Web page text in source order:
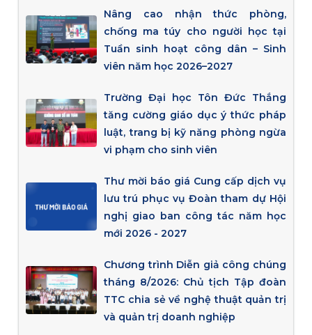
Nâng cao nhận thức phòng,
chống ma túy cho người học tại
Tuần sinh hoạt công dân – Sinh
viên năm học 2026–2027
Trường Đại học Tôn Đức Thắng
tăng cường giáo dục ý thức pháp
luật, trang bị kỹ năng phòng ngừa
vi phạm cho sinh viên
Thư mời báo giá Cung cấp dịch vụ
lưu trú phục vụ Đoàn tham dự Hội
nghị giao ban công tác năm học
mới 2026 - 2027
Chương trình Diễn giả công chúng
tháng 8/2026: Chủ tịch Tập đoàn
TTC chia sẻ về nghệ thuật quản trị
và quản trị doanh nghiệp